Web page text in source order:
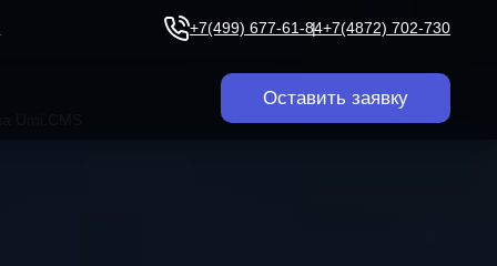
+7(499) 677-61-84+7(4872) 702-730
Оставить заявку